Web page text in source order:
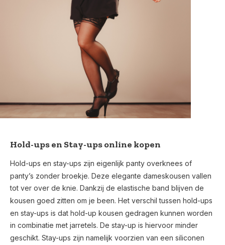
Hold-ups en Stay-ups online kopen
Hold-ups en stay-ups zijn eigenlijk panty overknees of
panty’s zonder broekje. Deze elegante dameskousen vallen
tot ver over de knie. Dankzij de elastische band blijven de
kousen goed zitten om je been. Het verschil tussen hold-ups
en stay-ups is dat hold-up kousen gedragen kunnen worden
in combinatie met jarretels. De stay-up is hiervoor minder
geschikt. Stay-ups zijn namelijk voorzien van een siliconen